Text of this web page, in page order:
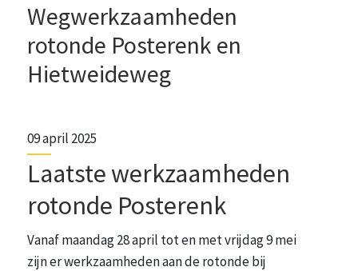
Wegwerkzaamheden
rotonde Posterenk en
Hietweideweg
09 april 2025
Laatste werkzaamheden
rotonde Posterenk
Vanaf maandag 28 april tot en met vrijdag 9 mei
zijn er werkzaamheden aan de rotonde bij